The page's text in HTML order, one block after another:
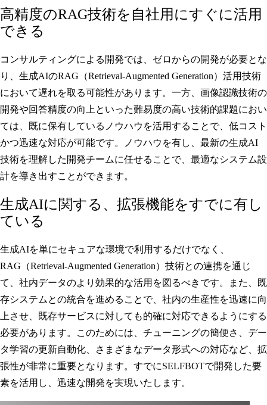
高精度のRAG技術を自社用にすぐに活用
できる
コンサルティングによる開発では、ゼロからの開発が必要とな
り、生成AIのRAG（Retrieval-Augmented Generation）活用技術
において遅れを取る可能性があります。一方、画像認識技術の
開発や回答精度の向上といった難易度の高い技術的課題におい
ては、既に保有しているノウハウを活用することで、低コスト
かつ迅速な対応が可能です。ノウハウを有し、最新の生成AI
技術を理解した開発チームに任せることで、最適なシステム設
計を導き出すことができます。
生成AIに関する、拡張機能をすでに有し
ている
生成AIを単にセキュアな環境で利用するだけでなく、
RAG（Retrieval-Augmented Generation）技術との連携を通じ
て、社内データのより効果的な活用を図るべきです。また、既
存システムとの統合を進めることで、社内の生産性を迅速に向
上させ、既存サービスに対しても的確に対応できるようにする
必要があります。このためには、チューニングの簡便さ、デー
タ学習の更新自動化、さまざまなデータ形式への対応など、拡
張性が非常に重要となります。すでにSELFBOTで開発した要
素を活用し、迅速な開発を実現いたします。